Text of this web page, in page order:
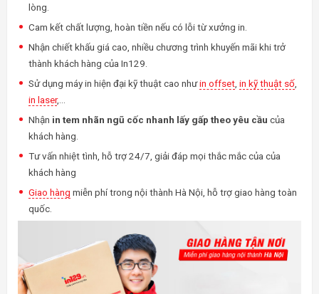
lòng.
Cam kết chất lượng, hoàn tiền nếu có lỗi từ xưởng in.
Nhận chiết khấu giá cao, nhiều chương trình khuyến mãi khi trở
thành khách hàng của In129.
Sử dụng máy in hiện đại kỹ thuật cao nhưin offset in kỹ thuật số
in laser,…
Nhận in tem nhãn ngũ cốc nhanh lấy gấp theo yêu cầu của
khách hàng.
Tư vấn nhiệt tình, hỗ trợ 24/7, giải đáp mọi thắc mắc của của
khách hàng
Giao hàng miễn phí trong nội thành Hà Nội, hỗ trợ giao hàng toàn
quốc.